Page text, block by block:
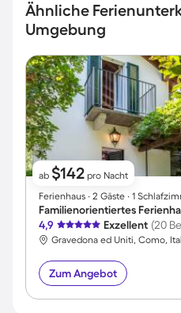
Ähnliche
Umgebung
ab $142 pro Nacht
Ferienhaus ∙ 2 Gäste ∙ 1
4,9
Exzellent (20
Gravedona ed Uniti, Como,
Zum Angebot